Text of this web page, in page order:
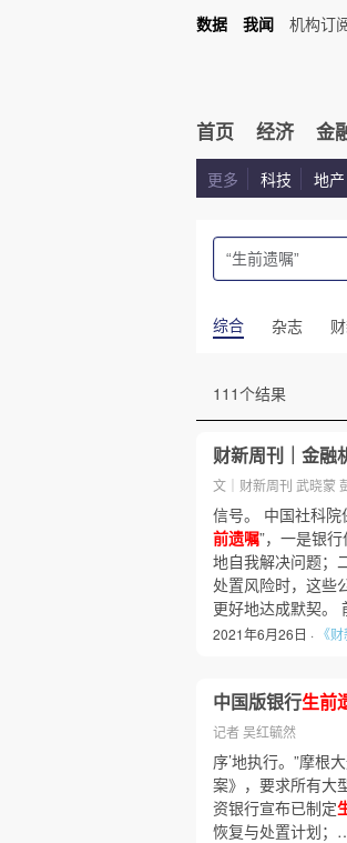
数据 我闻 机构订
首页 经济 金
更多 科技 地产
综合 杂志
111个结果
财新周刊｜金融
文｜财新周刊 武晓蒙
信号。 中国社科
前遗嘱”，一是银
地自我解决问题；
处置风险时，这些
更好地达成默契
2021年6月26日 · 《
中国版银行生前
记者 吴红毓然
序’地执行。”摩根
案》，要求所有大
资银行宣布已制定
恢复与处置计划